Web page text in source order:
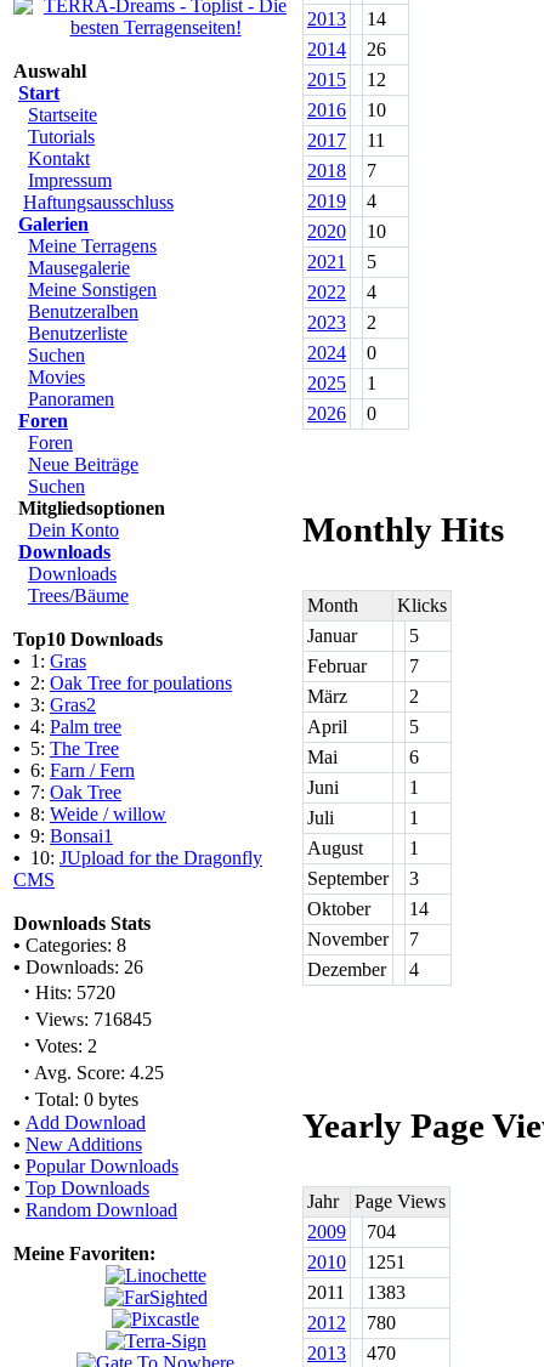
Auswahl
Start
Startseite
Tutorials
Kontakt
Impressum
Haftungsausschluss
Galerien
Meine Terragens
Mausegalerie
Meine Sonstigen
Benutzeralben
Benutzerliste
Suchen
Movies
Panoramen
Foren
Foren
Neue Beiträge
Suchen
Mitgliedsoptionen
Dein Konto
Downloads
Downloads
Trees/Bäume
Top10 Downloads
• 1: Gras
• 2: Oak Tree for poulations
• 3: Gras2
• 4: Palm tree
• 5: The Tree
• 6: Farn / Fern
• 7: Oak Tree
• 8: Weide / willow
• 9: Bonsai1
• 10: JUpload for the Dragonfly
CMS
Downloads Stats
• Categories: 8
• Downloads: 26
· Hits: 5720
· Views: 716845
· Votes: 2
· Avg. Score: 4.25
· Total: 0 bytes
• Add Download
• New Additions
• Popular Downloads
• Top Downloads
• Random Download
Meine Favoriten:
2013
14
2014
26
2015
12
2016
10
2017
11
2018
7
2019
4
2020
10
2021
5
2022
4
2023
2
2024
0
2025
1
2026
0
Monthly Hits
Month
Klicks
Januar
5
Februar
7
März
2
April
5
Mai
6
Juni
1
Juli
1
August
1
September
3
Oktober
14
November
7
Dezember
4
Yearly Page
Jahr
Page Views
2009
704
2010
1251
2011
1383
2012
780
2013
470